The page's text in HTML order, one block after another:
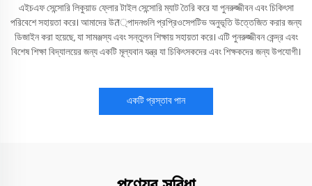
এইচএফ সেন্সোরি লিকুয়াড ফ্লোর টাইল সেন্সোরি ম্যাট তৈরি করে যা পুনরুজ্জীবন এবং চিকিৎসা
পরিবেশে সহায়তা করে। আমাদের উत্পাদনগুলি প্রপ্রিওসেপটিভ অনুভূতি উত্তেজিত করার জন্য
ডিজাইন করা হয়েছে, যা সামঞ্জস্য এবং সন্তুলন শিক্ষায় সহায়তা করে। এটি পুনরুজ্জীবন কেন্দ্র এবং
বিশেষ শিক্ষা বিদ্যালয়ের জন্য একটি মূল্যবান যন্ত্র যা চিকিৎসকদের এবং শিক্ষকদের জন্য উপযোগী।
একটি প্রস্তাব পান